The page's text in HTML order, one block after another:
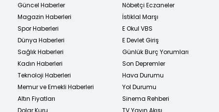
Güncel Haberler
Magazin Haberleri
Spor Haberleri
Dünya Haberleri
Sağlık Haberleri
Kadın Haberleri
Teknoloji Haberleri
Memur ve Emekli Haberleri
Altın Fiyatları
Dolar Kuru
Nöbetçi Eczaneler
İstiklal Marşı
E Okul VBS
E Devlet Giriş
Günlük Burç Yorumları
Son Depremler
Hava Durumu
Yol Durumu
Sinema Rehberi
TV Yayın Akışı